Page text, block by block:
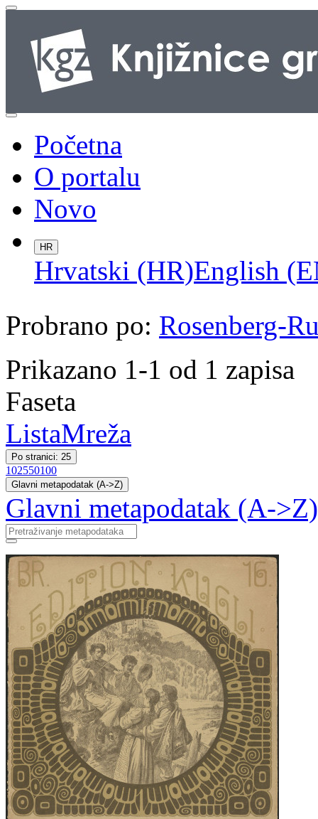
Početna
O portalu
Novo
HR
Hrvatski (HR)English
Probrano po: Rosenberg-
Prikazano 1-1 od 1 zapisa
Faseta
ListaMreža
Po stranici: 25
102550100
Glavni metapodatak (A->Z)
Glavni metapodatak (A->Z)